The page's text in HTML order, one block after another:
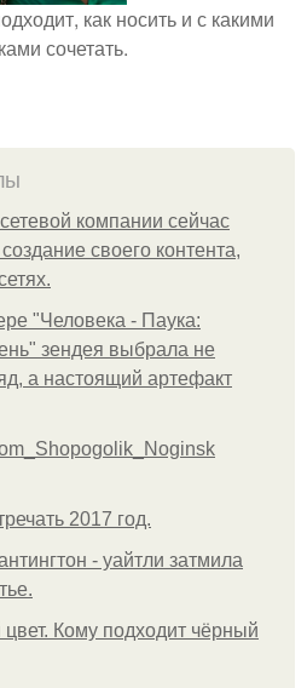
как носить и с какими
сочетать.
компании сейчас
своего контента,
"Человека - Паука:
зендея выбрала не
а настоящий артефакт
2017 год.
- уайтли затмила
Кому подходит чёрный